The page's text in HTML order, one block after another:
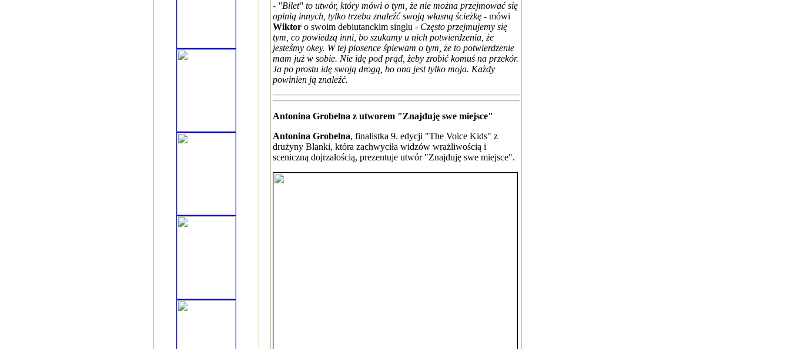
- "Bilet" to utwór, który mówi o tym, że nie można przejmować się
opinią innych, tylko trzeba znaleźć swoją własną ścieżkę - mówi
Wiktor o swoim debiutanckim singlu - Często przejmujemy się
tym, co powiedzą inni, bo szukamy u nich potwierdzenia, że
jesteśmy okey. W tej piosence śpiewam o tym, że to potwierdzenie
mam już w sobie. Nie idę pod prąd, żeby zrobić komuś na przekór.
Ja po prostu idę swoją drogą, bo ona jest tylko moja. Każdy
powinien ją znaleźć.
Antonina Grobelna z utworem "Znajduję swe miejsce"
Antonina Grobelna, finalistka 9. edycji "The Voice Kids" z
drużyny Blanki, która zachwyciła widzów wrażliwością i
sceniczną dojrzałością, prezentuje utwór "Znajduję swe miejsce".